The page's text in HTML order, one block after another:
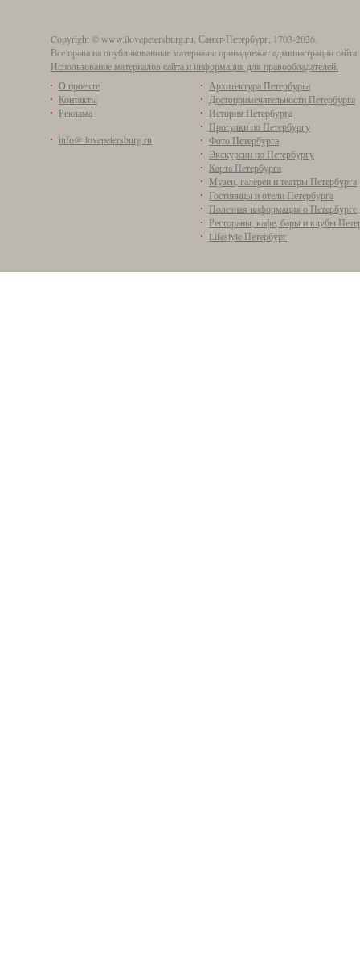
Copyright © www.ilovepetersburg.ru, Санкт-Петербург, 1703-2026.
Все права на опубликованные материалы принадлежат администрации
Использование материалов сайта и информация для правообладателей.
О проекте
Контакты
Реклама
info@ilovepetersburg.ru
Архитектура Петербурга
Достопримечательности Петербурга
История Петербурга
Прогулки по Петербургу
Фото Петербурга
Экскурсии по Петербургу
Карта Петербурга
Музеи, галереи и театры Петербурга
Гостиницы и отели Петербурга
Полезная информация о Петербурге
Рестораны, кафе, бары и клубы
Lifestyle Петербург